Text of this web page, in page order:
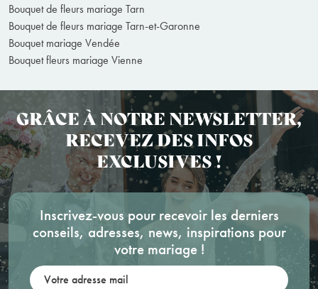
Bouquet de fleurs mariage Tarn
Bouquet de fleurs mariage Tarn-et-Garonne
Bouquet mariage Vendée
Bouquet fleurs mariage Vienne
GRÂCE À NOTRE NEWSLETTER,
RECEVEZ DES INFOS
EXCLUSIVES !
Inscrivez-vous pour recevoir les derniers
conseils, adresses, news, inspirations pour
votre mariage !